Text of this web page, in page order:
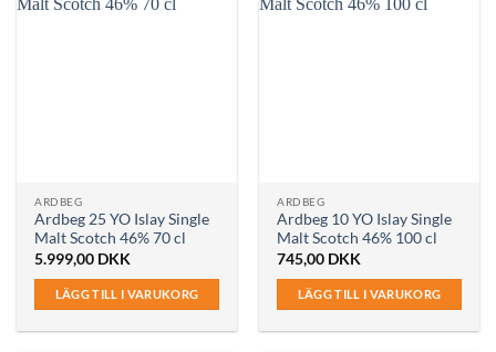
ARDBEG
Ardbeg 25 YO Islay Single
Malt Scotch 46% 70 cl
5.999,00 DKK
LÄGG TILL I VARUKORG
ARDBEG
Ardbeg 10 YO Islay Single
Malt Scotch 46% 100 cl
745,00 DKK
LÄGG TILL I VARUKORG